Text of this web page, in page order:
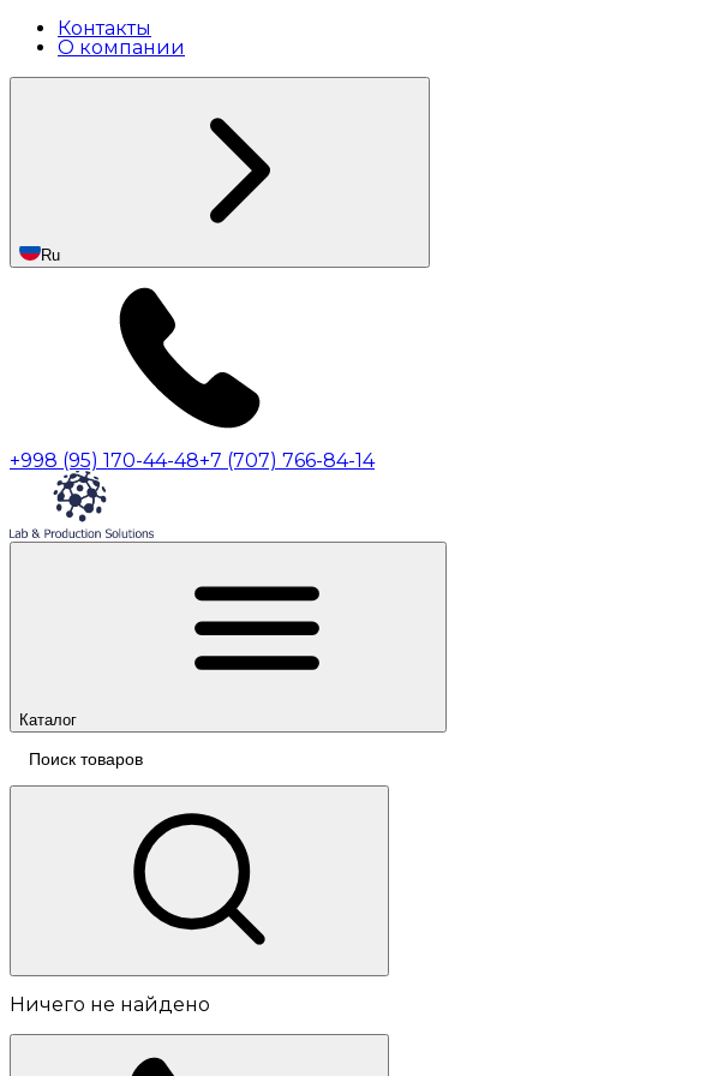
Контакты
О компании
Ru
+998 (95) 170-44-48+7 (707) 766-84-14
Каталог
Ничего не найдено